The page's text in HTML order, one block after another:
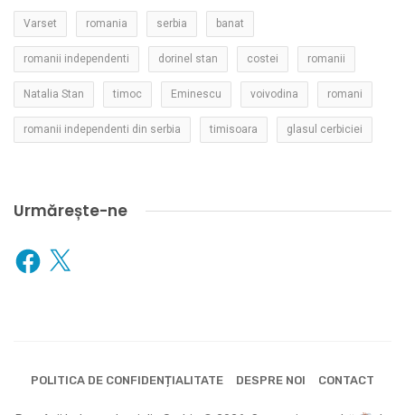
Varset romania serbia banat
romanii independenti dorinel stan costei romanii
Natalia Stan timoc Eminescu voivodina romani
romanii independenti din serbia timisoara glasul cerbiciei
Urmărește-ne
Facebook
X
POLITICA DE CONFIDENȚIALITATE DESPRE NOI CONTACT